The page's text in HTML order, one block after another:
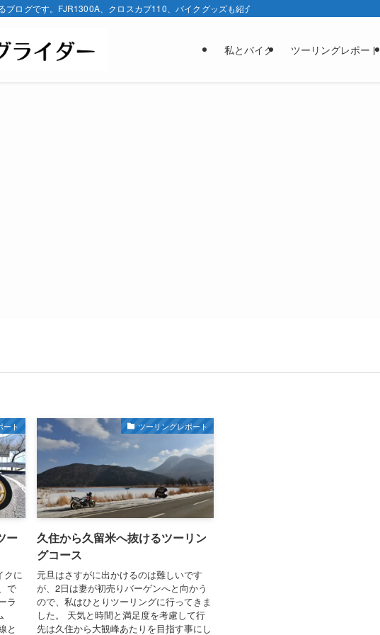
ログです。FJR1300A、クロスカブ110、バイクグッズも紹介しています。
私とバイク ツーリングレポート
ート
ー
クに
で
ラ
と
ツーリングレポート
久住から久留米へ抜けるツーリン
グコース
元旦はさすがに出かけるのは難しいです
が、2日は妻が初売りバーゲンへと向かう
ので、私はひとりツーリングに行ってきま
した。 天気と時間と満足度を考慮して行
先は久住から大観峰あたりを目指す事にし